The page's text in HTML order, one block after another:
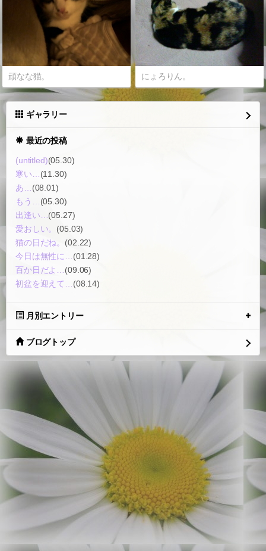
頑なな猫。 にょろりん。
ギャラリー
最近の投稿
(untitled)(05.30)
寒い…(11.30)
あ…(08.01)
もう…(05.30)
出逢い…(05.27)
愛おしい。 (05.03)
猫の日だね。 (02.22)
今日は無性に…(01.28)
百か日だよ…(09.06)
初盆を迎えて…(08.14)
月別エントリー
ブログトップ